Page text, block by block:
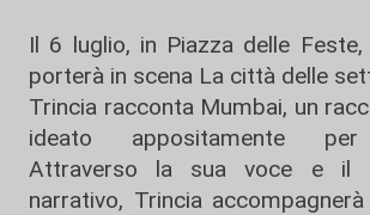
Il 6 luglio, in Piazza delle
porterà in scena La città delle
Trincia racconta Mumbai, un
ideato appositamente per
Attraverso la sua voce e il
narrativo, Trincia